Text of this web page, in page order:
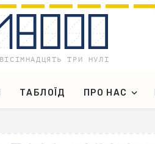
ТАБЛОЇД ПРО НАС